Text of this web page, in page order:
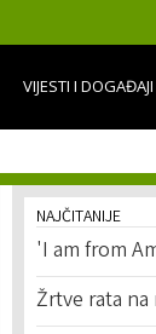
VIJESTI I DOGAĐAJI
NAJČITANIJE
'I am from
Žrtve rata